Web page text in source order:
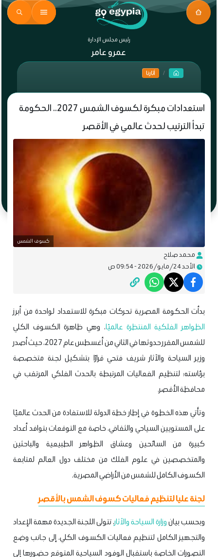
رئيس مجلس الإدارة
عمرو عامر
آثارنا
استعدادات مبكرة لكسوف الشمس 2027.. الحكومة
تبدأ الترتيب لحدث عالمي في الأقصر
كسوف الشمس
محمد صلاح
الأحد 24/مايو/2026 - 09:54 ص
بدأت الحكومة المصرية تحركات مبكرة للاستعداد لواحدة من أبرز
الظواهر الفلكية المنتظرة عالميًا، وهي ظاهرة الكسوف الكلي
للشمس المقرر حدوثها في الثاني من أغسطس عام 2027، حيث أصدر
وزير السياحة والآثار شريف فتحي قرارًا بتشكيل لجنة متخصصة
برئاسته؛ لتنظيم الفعاليات المرتبطة بالحدث الفلكي المرتقب في
محافظة الأقصر.
وتأتي هذه الخطوة في إطار خطة الدولة للاستفادة من الحدث عالميًا
على المستويين السياحي والثقافي، خاصة مع التوقعات بتوافد أعداد
كبيرة من السائحين وعشاق الظواهر الطبيعية والباحثين
والمتخصصين في علوم الفلك من مختلف دول العالم لمتابعة
الكسوف الكامل للشمس من الأراضي المصرية.
لجنة عليا لتنظيم فعاليات كسوف الشمس بالأقصر
وبحسب بيانوزارة السياحة والآثار، تتولى اللجنة الجديدة مهمة الإعداد
والتجهيز الكامل لتنظيم فعاليات الكسوف الكلي، إلى جانب وضع
التصورات الخاصة باستقبال الوفود السياحية المتوقع حضورها إلى